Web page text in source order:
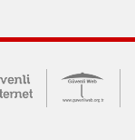
Merkezi
Güvende (yeni
Güvenli